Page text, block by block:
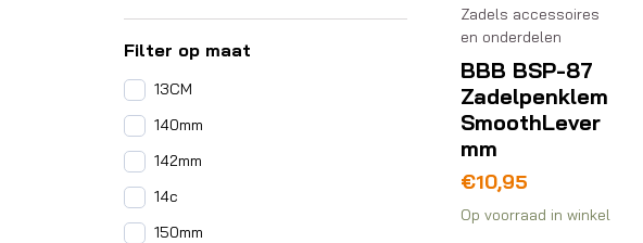
Filter op maat
13CM
140mm
142mm
14c
150mm
Zadels accessoires
en onderdelen
BBB BSP-87
Zadelpenklem
SmoothLever
mm
€10,95
Op voorraad in winkel